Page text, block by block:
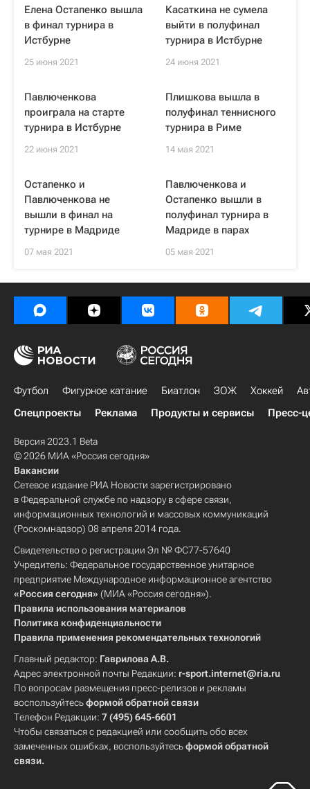
Елена Остапенко вышла
в финал турнира в
Истбурне
25 июня 2021
Касаткина не сумела
выйти в полуфинал
турнира в Истбурне
24 июня 2021
Павлюченкова
проиграла на старте
турнира в Истбурне
22 июня 2021
Плишкова вышла в
полуфинал теннисного
турнира в Риме
14 мая 2021
Остапенко и
Павлюченкова не
вышли в финал на
турнире в Мадриде
07 мая 2021
Павлюченкова и
Остапенко вышли в
полуфинал турнира в
Мадриде в парах
05 мая 2021
Футбол Фигурное катание Биатлон ЗОЖ Хоккей
Спецпроекты
Реклама Продукты и сервисы Пресс-
Версия 2023.1 Beta
© 2026 МИА «Россия сегодня»
Вакансии
Сетевое издание РИА Новости зарегистрировано
в Федеральной службе по надзору в сфере связи,
информационных технологий и массовых коммуникаций
(Роскомнадзор) 08 апреля 2014 года.
Свидетельство о регистрации Эл № ФС77-57640
Учредитель: Федеральное государственное унитарное
предприятие Международное информационное агентство
«Россия сегодня» (МИА «Россия сегодня»).
Правила использования материалов
Политика конфиденциальности
Правила применения рекомендательных технологий
Главный редактор: Гаврилова А.В.
Адрес электронной почты Редакции: r-sport.internet@ria.ru
По вопросам размещения пресс-релизов и рекламы
воспользуйтесьформой обратной связи
Телефон Редакции: 7 (495) 645-6601
Чтобы связаться с редакцией или сообщить обо всех
замеченных ошибках, воспользуйтесьформой обратной
связи.